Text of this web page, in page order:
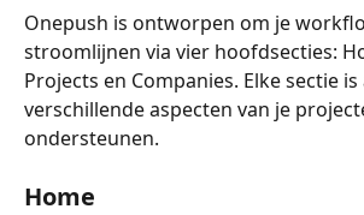
Onepush is ontworpen om je
stroomlijnen via vier hoofdsecties:
Projects en Companies. Elke sectie
verschillende aspecten van je
ondersteunen.
Home